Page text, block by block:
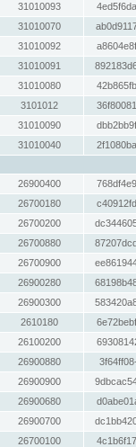
31010093
31010070
31010092
31010091
31010080
3101012
31010090
31010040
26900400
26700180
26700200
26700880
26700900
26900280
26900300
2610180
26100200
26900880
26900900
26900680
26900700
26700100